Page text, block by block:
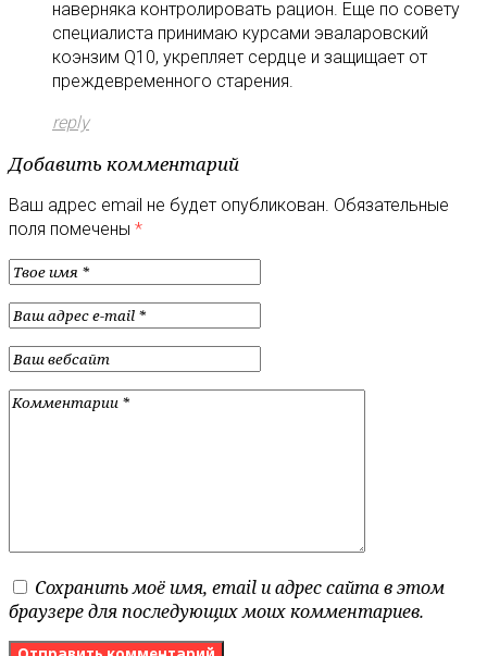
наверняка контролировать рацион. Еще по совету
специалиста принимаю курсами эваларовский
коэнзим Q10, укрепляет сердце и защищает от
преждевременного старения.
reply
Добавить комментарий
Ваш адрес email не будет опубликован. Обязательные
поля помечены *
Сохранить моё имя, email и адрес сайта в этом
браузере для последующих моих комментариев.